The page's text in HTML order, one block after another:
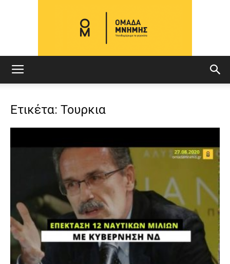
Ετικέτα: Τουρκια